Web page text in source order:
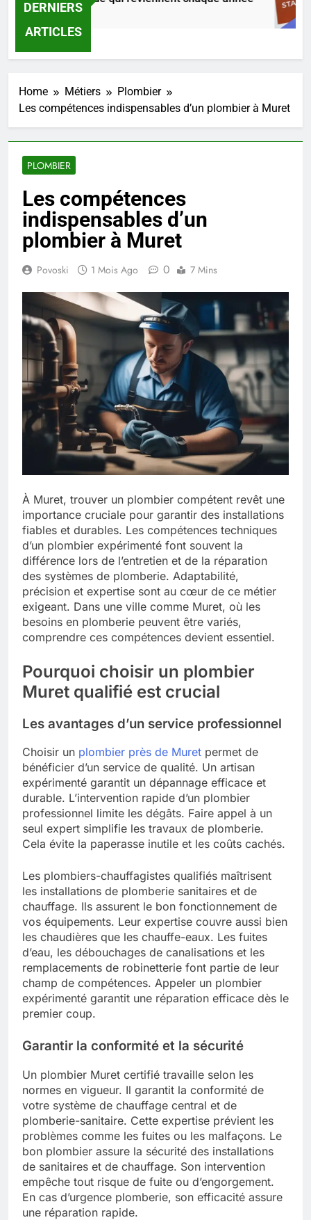
DERNIERS
ARTICLES
Home Métiers
Plombier
Les compétences indispensables d’un plombier à Muret
PLOMBIER
Les compétences
indispensables d’un
plombier à Muret
Povoski 1 Mois Ago 0 7 Mins
À Muret, trouver un plombier compétent revêt une
importance cruciale pour garantir des installations
fiables et durables. Les compétences techniques
d’un plombier expérimenté font souvent la
différence lors de l’entretien et de la réparation
des systèmes de plomberie. Adaptabilité,
précision et expertise sont au cœur de ce métier
exigeant. Dans une ville comme Muret, où les
besoins en plomberie peuvent être variés,
comprendre ces compétences devient essentiel.
Pourquoi choisir un plombier
Muret qualifié est crucial
Les avantages d’un service professionnel
Choisir un plombier près de Muret permet de
bénéficier d’un service de qualité. Un artisan
expérimenté garantit un dépannage efficace et
durable. L’intervention rapide d’un plombier
professionnel limite les dégâts. Faire appel à un
seul expert simplifie les travaux de plomberie.
Cela évite la paperasse inutile et les coûts cachés.
Les plombiers-chauffagistes qualifiés maîtrisent
les installations de plomberie sanitaires et de
chauffage. Ils assurent le bon fonctionnement de
vos équipements. Leur expertise couvre aussi bien
les chaudières que les chauffe-eaux. Les fuites
d’eau, les débouchages de canalisations et les
remplacements de robinetterie font partie de leur
champ de compétences. Appeler un plombier
expérimenté garantit une réparation efficace dès le
premier coup.
Garantir la conformité et la sécurité
Un plombier Muret certifié travaille selon les
normes en vigueur. Il garantit la conformité de
votre système de chauffage central et de
plomberie-sanitaire. Cette expertise prévient les
problèmes comme les fuites ou les malfaçons. Le
bon plombier assure la sécurité des installations
de sanitaires et de chauffage. Son intervention
empêche tout risque de fuite ou d’engorgement.
En cas d’urgence plomberie, son efficacité assure
une réparation rapide.